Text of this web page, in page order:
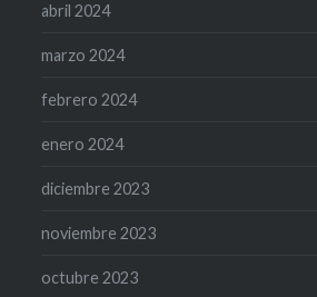
abril 2024
marzo 2024
febrero 2024
enero 2024
diciembre 2023
noviembre 2023
octubre 2023